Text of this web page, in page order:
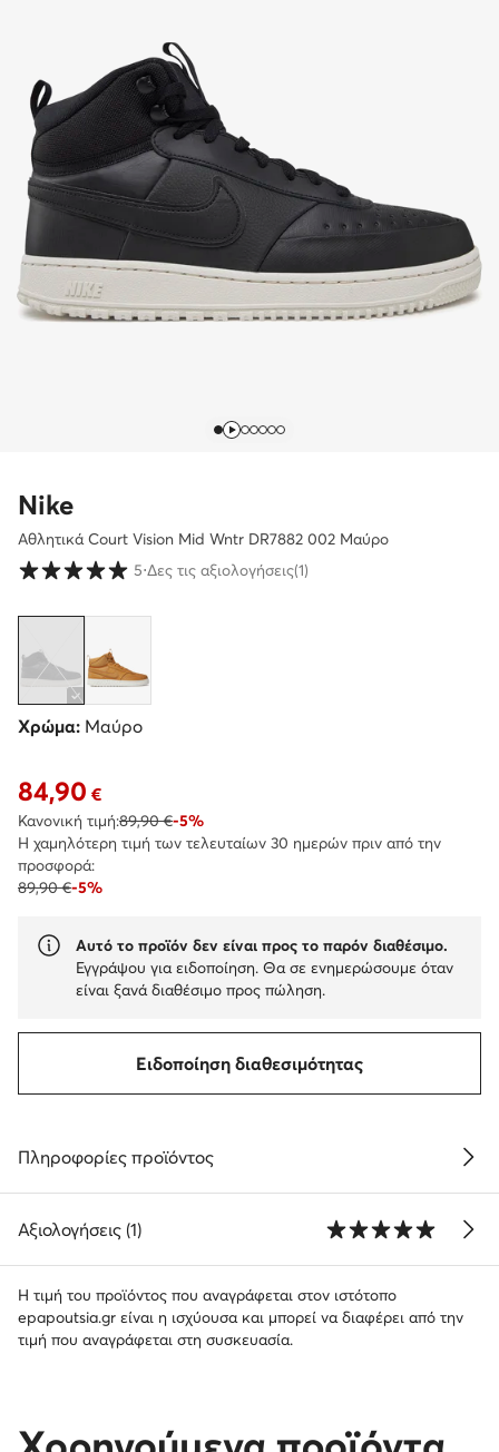
Nike
Αθλητικά Court Vision Mid Wntr DR7882 002 Μαύρο
Βαθμολογία πελατών σε κλίμακα 1 έως 5
5⋅Δες τις αξιολογήσεις(1)
Χρώμα: Μαύρο
Τρέχουσα τιμή 84,90 €
84,90 €
Κανονική τιμή:89,90 €-5%
Η χαμηλότερη τιμή των τελευταίων 30 ημερών πριν από την
προσφορά:
89,90 €-5%
Αυτό το προϊόν δεν είναι προς το παρόν διαθέσιμο.
Εγγράψου για ειδοποίηση. Θα σε ενημερώσουμε όταν
είναι ξανά διαθέσιμο προς πώληση.
Ειδοποίηση διαθεσιμότητας
Πληροφορίες προϊόντος
Αξιολογήσεις (1)
Η τιμή του προϊόντος που αναγράφεται στον ιστότοπο
epapoutsia.gr είναι η ισχύουσα και μπορεί να διαφέρει από την
τιμή που αναγράφεται στη συσκευασία.